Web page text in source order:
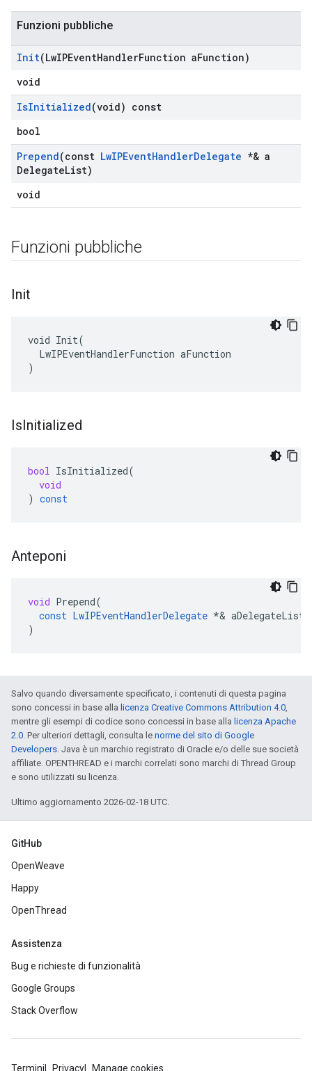
Funzioni pubbliche
Init(LwIPEventHandlerFunction aFunction)
void
IsInitialized(void) const
bool
Prepend(const LwIPEventHandlerDelegate *& a
DelegateList)
void
Funzioni pubbliche
Init
void Init(
  LwIPEventHandlerFunction aFunction
)
IsInitialized
bool IsInitialized(
void
) const
Anteponi
void Prepend(
const LwIPEventHandlerDelegate *& aDelegateList
)
Salvo quando diversamente specificato, i contenuti di questa pagina
sono concessi in base alla licenza Creative Commons Attribution 4.0,
mentre gli esempi di codice sono concessi in base alla licenza Apache
2.0. Per ulteriori dettagli, consulta le norme del sito di Google
Developers. Java è un marchio registrato di Oracle e/o delle sue società
affiliate. OPENTHREAD e i marchi correlati sono marchi di Thread Group
e sono utilizzati su licenza.
Ultimo aggiornamento 2026-02-18 UTC.
GitHub
OpenWeave
Happy
OpenThread
Assistenza
Bug e richieste di funzionalità
Google Groups
Stack Overflow
Termini Privacy Manage cookies